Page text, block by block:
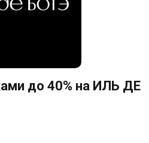
до 40% на ИЛЬ ДЕ